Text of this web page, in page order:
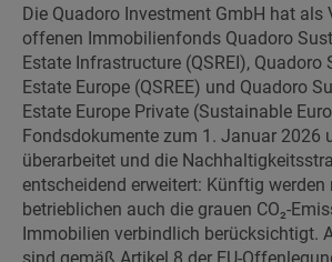
Die Quadoro Investment GmbH hat als
offenen Immobilienfonds Quadoro
Estate Infrastructure (QSREI), Quadoro
Estate Europe (QSREE) und Quadoro
Estate Europe Private (Sustainable
Fondsdokumente zum 1. Januar 2026
überarbeitet und die
entscheidend erweitert: Künftig werden
betrieblichen auch die grauen CO₂-
Immobilien verbindlich berücksichtigt.